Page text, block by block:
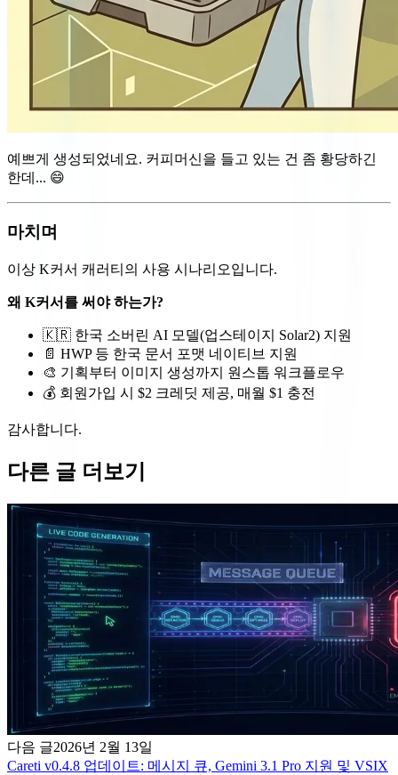
예쁘게 생성되었네요. 커피머신을 들고 있는 건 좀 황당하긴
한데... 😄
마치며
이상 K커서 캐러티의 사용 시나리오입니다.
왜 K커서를 써야 하는가?
🇰🇷 한국 소버린 AI 모델(업스테이지 Solar2) 지원
📄 HWP 등 한국 문서 포맷 네이티브 지원
🎨 기획부터 이미지 생성까지 원스톱 워크플로우
💰 회원가입 시 $2 크레딧 제공, 매월 $1 충전
감사합니다.
다른 글 더보기
다음 글2026년 2월 13일
Careti v0.4.8 업데이트: 메시지 큐, Gemini 3.1 Pro 지원 및 VSIX